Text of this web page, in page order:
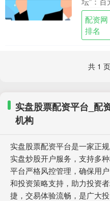
久？ “
感觉很
了，....
配资网
排名
共 1
实盘股票配资平台_配
机构
实盘股票配资平台是一家正
实盘炒股开户服务，支持多
平台严格风控管理，确保用
和投资策略支持，助力投资
捷，交易体验流畅，是广大